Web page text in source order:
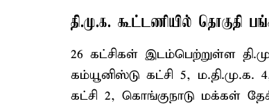
தி.மு.க. கூட்டணியில் தொகுதி
26 கட்சிகள் இடம்பெற்றுள்ள
கம்யூனிஸ்டு கட்சி 5,
கட்சி 2, கொங்குநாடு மக்கள்